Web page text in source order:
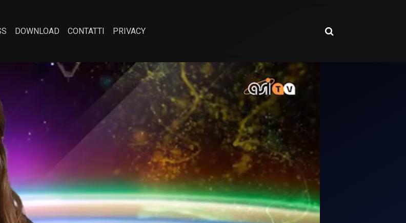
DOWNLOAD CONTATTI PRIVACY